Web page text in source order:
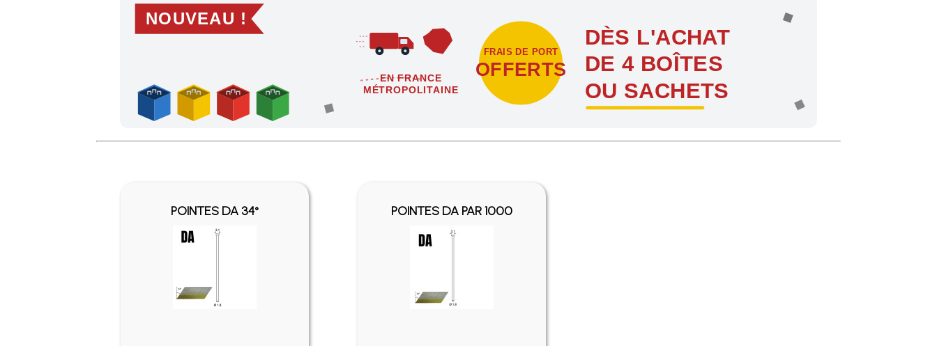
NOUVEAU !
EN FRANCE
MÉTROPOLITAINE
FRAIS DE PORT
OFFERTS
DÈS L'ACHAT
DE 4 BOÎTES
OU SACHETS
Profitez des Frais de port offerts en France métropolitaine dès l'achat de 4 sachets ou boîtes d'agrafes ou de pointes !
POINTES DA 34° POINTES DA PAR 1000